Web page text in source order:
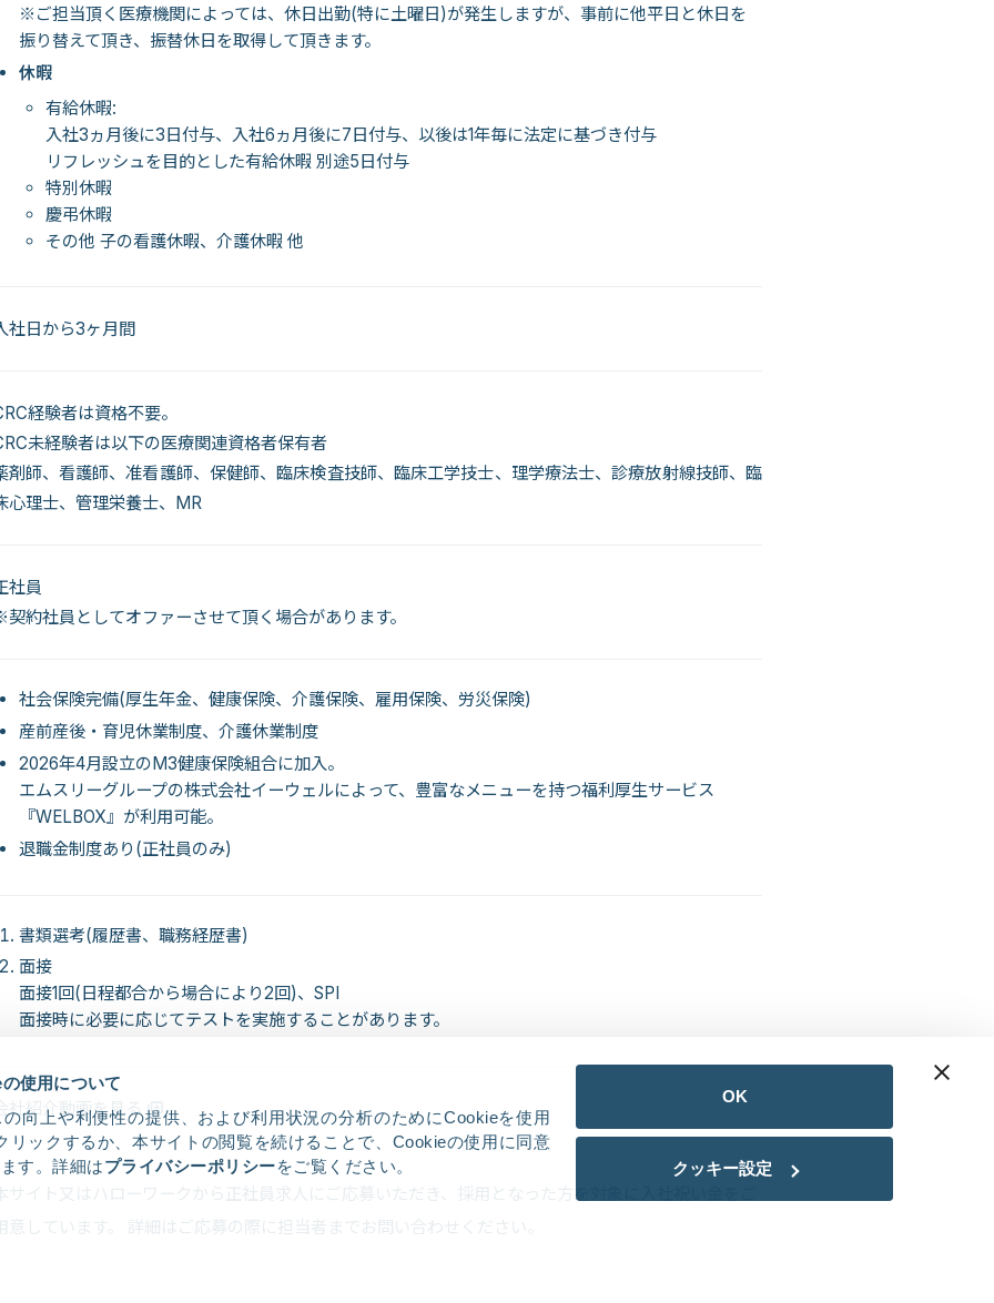
使用について
向上や利便性の提供、および利用状況の分析のためにCookieを使用
リックするか、本サイトの閲覧を続けることで、Cookieの使用に同意
す。詳細はプライバシーポリシーをご覧ください。
OK
クッキー設定
※ご担当頂く医療機関によっては、休日出勤(特に土曜日)が発生しますが、事前に他平日と休日を
振り替えて頂き、振替休日を取得して頂きます。
休暇
有給休暇:
入社3ヵ月後に3日付与、入社6ヵ月後に7日付与、以後は1年毎に法定に基づき付与
リフレッシュを目的とした有給休暇 別途5日付与
特別休暇
慶弔休暇
その他 子の看護休暇、介護休暇 他
社日から3ヶ月間
経験者は資格不要。
未経験者は以下の医療関連資格者保有者
剤師、看護師、准看護師、保健師、臨床検査技師、臨床工学技士、理学療法士、診療放射線技師、臨
心理士、管理栄養士、MR
社員
約社員としてオファーさせて頂く場合があります。
社会保険完備(厚生年金、健康保険、介護保険、雇用保険、労災保険)
産前産後・育児休業制度、介護休業制度
2026年4月設立のM3健康保険組合に加入。
エムスリーグループの株式会社イーウェルによって、豊富なメニューを持つ福利厚生サービス
『WELBOX』が利用可能。
退職金制度あり(正社員のみ)
書類選考(履歴書、職務経歴書)
面接
面接1回(日程都合から場合により2回)、SPI
面接時に必要に応じてテストを実施することがあります。
社紹介動画を見る
サイト又はハローワークから正社員求人にご応募いただき、採用となった方を対象に入社祝い金をご